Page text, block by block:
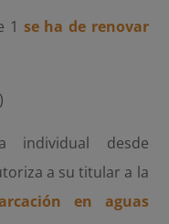
1 se ha de renovar
individual desde
a su titular a la
en aguas